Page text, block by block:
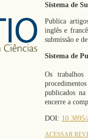
Sistema de
Publica
inglês e
submissão e
Sistema de
Os
publicados
encerre a
DOI:
ACESSAR